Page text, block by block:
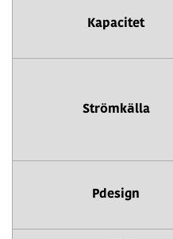
Kapacitet
Strömkälla
Pdesign